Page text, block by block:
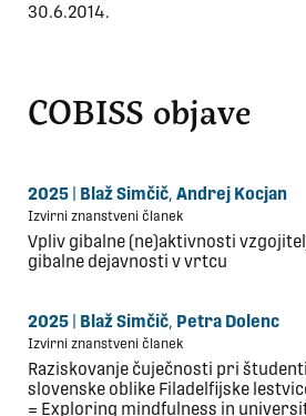
30.6.2014.
COBISS objave
2025 Blaž Simčič, Andrej Kocjan
Izvirni znanstveni članek
Vpliv gibalne (ne)aktivnosti
gibalne dejavnosti v vrtcu
2025 Blaž Simčič, Petra Dolenc
Izvirni znanstveni članek
Raziskovanje čuječnosti pri
slovenske oblike Filadelfijske
= Exploring mindfulness in